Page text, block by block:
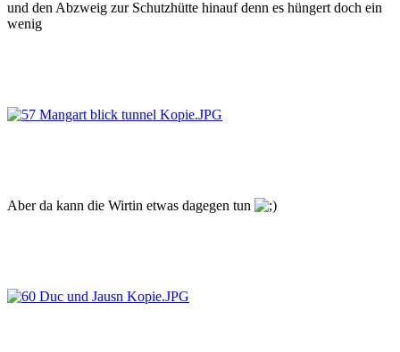
und den Abzweig zur Schutzhütte hinauf denn es hüngert doch ein
wenig
Aber da kann die Wirtin etwas dagegen tun